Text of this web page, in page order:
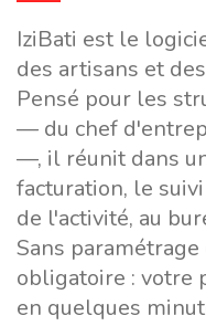
IziBati est le
des artisans et
Pensé pour les
— du chef
—, il réunit dans
facturation, le
de l'activité, au
Sans
obligatoire : votre
en quelques